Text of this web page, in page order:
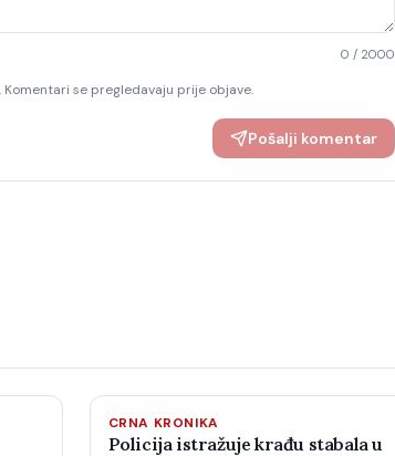
0 / 2000
se pregledavaju prije objave.
Pošalji komentar
CRNA KRONIKA
Policija istražuje krađu stabala u